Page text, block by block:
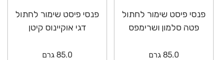
פנסי פיסט שימור לחתול
פטה סלמון ושרימפס
85.0 גרם
פנסי פיסט שימור לחתול
דגי אוקיינוס קיטן
85.0 גרם